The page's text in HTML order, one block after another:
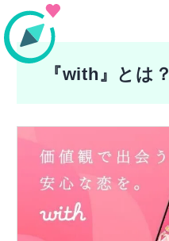
『with』とは？